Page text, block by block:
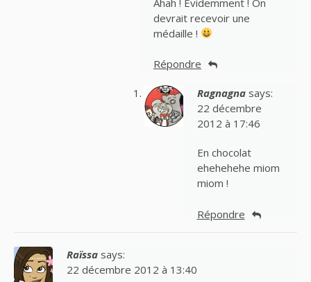
devrait recevoir une
médaille !
Répondre
Ragnagna says:
22 décembre
2012 à 17:46
En chocolat
ehehehehe miom
miom !
Répondre
Raïssa says:
22 décembre 2012 à 13:40